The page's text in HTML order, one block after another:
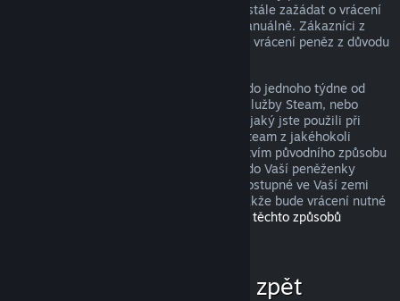
peněz, avšak i když je nesplníte, můžete stále zažádat o vrácení
peněz a my Vaši žádost zkontrolujeme manuálně. Zákazníci z
některých zemí mohou mít navíc práva na vrácení peněz z důvodu
Peníze Vám budou v plné výši navráceny do jednoho týdne od
schválení, a to buďto do Vaší peněženky služby Steam, nebo
prostřednictvím stejného způsobu platby, jaký jste použili při
nákupu produktu. Pokud nebude služba Steam z jakéhokoli
důvodu schopna vrátit peníze prostřednictvím původního způsobu
platby, budou peníze v plné výši vráceny do Vaší peněženky
služby Steam. (Některé způsoby platby dostupné ve Vaší zemi
totiž nemusí podporovat vracení peněz, takže bude vrácení nutné
Kompletní seznam těchto způsobů
Za co lze získat peníze zpět